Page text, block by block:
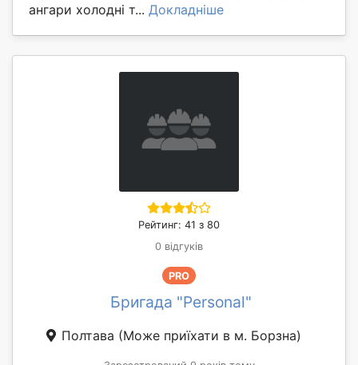
ангари холодні т... Докладніше
Рейтинг: 41 з 80
0 відгуків
PRO
Бригада "Personal"
Полтава (Може приїхати в м. Борзна)